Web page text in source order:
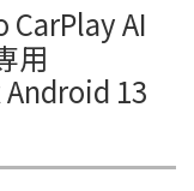
CarPlay AI
用
13